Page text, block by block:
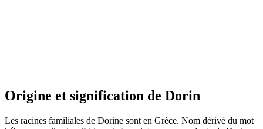
Origine et signification de Dorin
Les racines familiales de Dorine sont en Grèce. Nom dérivé du mot